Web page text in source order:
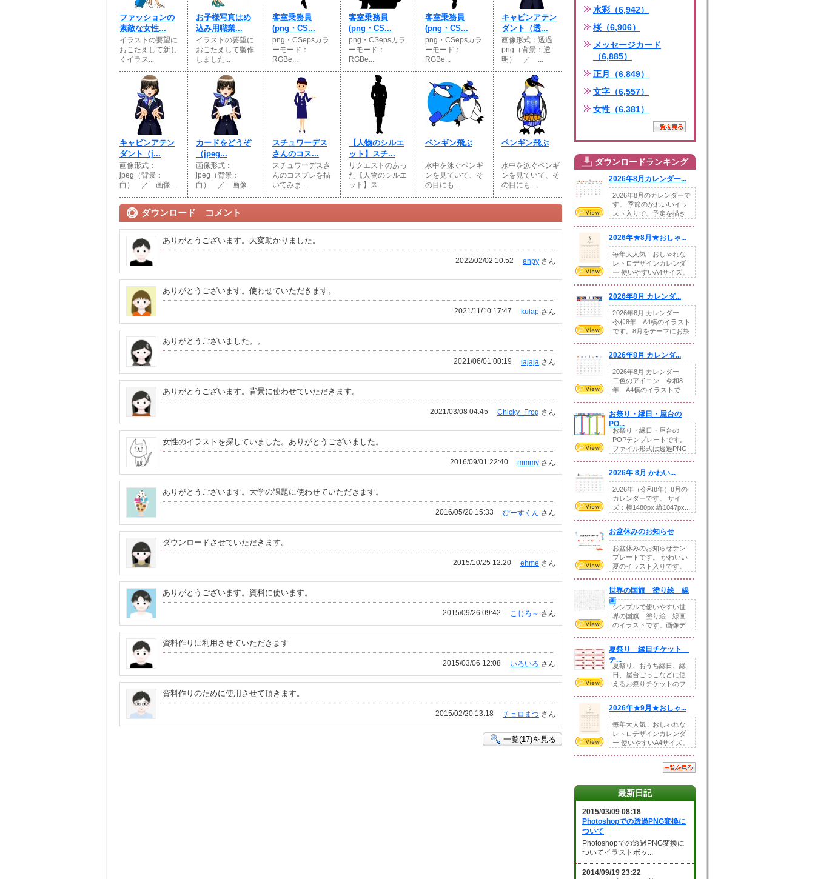
ファッションの
素敵な女性...
イラストの要望に
おこたえして新し
くイラス...
お子様写真はめ
込み用職業...
イラストの要望に
おこたえして製作
しました...
客室乗務員
(png・CS...
png・CSepsカラ
ーモード：
RGBe...
客室乗務員
(png・CS...
png・CSepsカラ
ーモード：
RGBe...
客室乗務員
(png・CS...
png・CSepsカラ
ーモード：
RGBe...
キャビンアテン
ダント（透...
画像形式：透過
png（背景：透
明） ／ ...
キャビンアテン
ダント（j...
画像形式：
jpeg（背景：
白） ／ 画像...
カードをどうぞ
（jpeg...
画像形式：
jpeg（背景：
白） ／ 画像...
スチュワーデス
さんのコス...
スチュワーデスさ
んのコスプレを描
いてみま...
【人物のシルエ
ット】スチ...
リクエストのあっ
た【人物のシルエ
ット】ス...
ペンギン飛ぶ
水中を泳ぐペンギ
ンを見ていて、そ
の目にも...
ペンギン飛ぶ
水中を泳ぐペンギ
ンを見ていて、そ
の目にも...
ダウンロード コメント
ありがとうございます。大変助かりました。
enpy さん
2022/02/02 10:52
ありがとうございます。使わせていただきます。
kulap さん
2021/11/10 17:47
ありがとうございました。。
iajaja さん
2021/06/01 00:19
ありがとうございます。背景に使わせていただきます。
Chicky_Frog さん
2021/03/08 04:45
女性のイラストを探していました。ありがとうございました。
mmmy さん
2016/09/01 22:40
ありがとうございます。大学の課題に使わせていただきます。
ぴーすくん さん
2016/05/20 15:33
ダウンロードさせていただきます。
ehme さん
2015/10/25 12:20
ありがとうございます。資料に使います。
こじろ～ さん
2015/09/26 09:42
資料作りに利用させていただきます
いろいろ さん
2015/03/06 12:08
資料作りのために使用させて頂きます。
チョロまつ さん
2015/02/20 13:18
一覧(17)を見る
水彩（6,942）
桜（6,906）
メッセージカード
（6,885）
正月（6,849）
文字（6,557）
女性（6,381）
ダウンロードランキング
2026年8月カレンダー...
2026年8月のカレンダーで
す。 季節のかわいいイラ
スト入りで、予定を描き
2026年★8月★おしゃ...
毎年大人気！おしゃれな
レトロデザインカレンダ
ー 使いやすいA4サイズ。
2026年8月 カレンダ...
2026年8月 カレンダー
令和8年 A4横のイラスト
です。8月をテーマにお祭
2026年8月 カレンダ...
2026年8月 カレンダー
二色のアイコン 令和8
年 A4横のイラストで
お祭り・縁日・屋台の
PO...
お祭り・縁日・屋台の
POPテンプレートです。
ファイル形式は透過PNG
2026年 8月 かわい...
2026年（令和8年）8月の
カレンダーです。 サイ
ズ：横1480px 縦1047px...
お盆休みのお知らせ
お盆休みのお知らせテン
プレートです。 かわいい
夏のイラスト入りです。
世界の国旗 塗り絵 線
画
シンプルで使いやすい世
界の国旗 塗り絵 線画
のイラストです。画像デ
夏祭り 縁日チケット
テ...
夏祭り、おうち縁日、縁
日、屋台ごっこなどに使
えるお祭りチケットのフ
2026年★9月★おしゃ...
毎年大人気！おしゃれな
レトロデザインカレンダ
ー 使いやすいA4サイズ。
最新日記
2015/03/09 08:18
Photoshopでの透過PNG変換に
ついて
Photoshopでの透過PNG変換に
ついてイラストボッ...
2014/09/19 23:22